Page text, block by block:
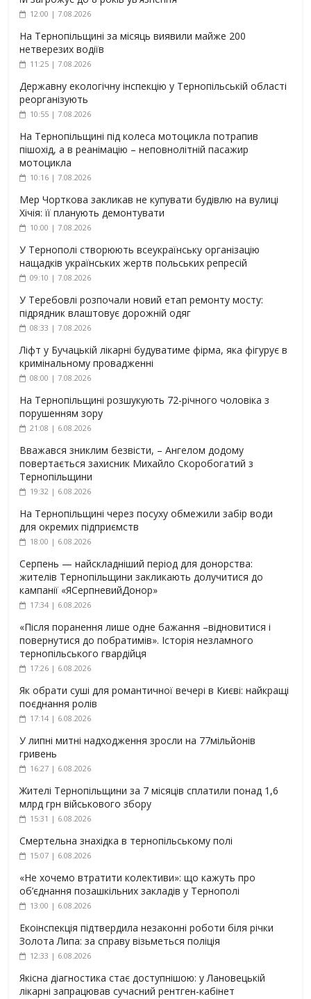
12:00 | 7.08.2026
На Тернопільщині за місяць виявили майже 200
нетверезих водіїв
11:25 | 7.08.2026
Державну екологічну інспекцію у Тернопільській області
реорганізують
10:55 | 7.08.2026
На Тернопільщині під колеса мотоцикла потрапив
пішохід, а в реанімацію – неповнолітній пасажир
мотоцикла
10:16 | 7.08.2026
Мер Чорткова закликав не купувати будівлю на вулиці
Хічія: її планують демонтувати
10:00 | 7.08.2026
У Тернополі створюють всеукраїнську організацію
нащадків українських жертв польських репресій
09:10 | 7.08.2026
У Теребовлі розпочали новий етап ремонту мосту:
підрядник влаштовує дорожній одяг
08:33 | 7.08.2026
Ліфт у Бучацькій лікарні будуватиме фірма, яка фігурує в
кримінальному провадженні
08:00 | 7.08.2026
На Тернопільщині розшукують 72-річного чоловіка з
порушенням зору
21:08 | 6.08.2026
Вважався зниклим безвісти, – Ангелом додому
повертається захисник Михайло Скоробогатий з
Тернопільщини
19:32 | 6.08.2026
На Тернопільщині через посуху обмежили забір води
для окремих підприємств
18:00 | 6.08.2026
Серпень — найскладніший період для донорства:
жителів Тернопільщини закликають долучитися до
кампанії «ЯСерпневийДонор»
17:34 | 6.08.2026
«Після поранення лише одне бажання –відновитися і
повернутися до побратимів». Історія незламного
тернопільського гвардійця
17:26 | 6.08.2026
Як обрати суші для романтичної вечері в Києві: найкращі
поєднання ролів
17:14 | 6.08.2026
У липні митні надходження зросли на 77мільйонів
гривень
16:27 | 6.08.2026
Жителі Тернопільщини за 7 місяців сплатили понад 1,6
млрд грн військового збору
15:31 | 6.08.2026
Смертельна знахідка в тернопільському полі
15:07 | 6.08.2026
«Не хочемо втратити колективи»: що кажуть про
об’єднання позашкільних закладів у Тернополі
13:00 | 6.08.2026
Екоінспекція підтвердила незаконні роботи біля річки
Золота Липа: за справу візьметься поліція
12:33 | 6.08.2026
Якісна діагностика стає доступнішою: у Лановецькій
лікарні запрацював сучасний рентген-кабінет